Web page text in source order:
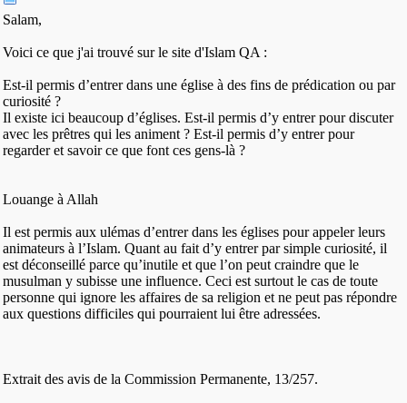
Salam,
Voici ce que j'ai trouvé sur le site d'Islam QA :
Est-il permis d’entrer dans une église à des fins de prédication ou par
curiosité ?
Il existe ici beaucoup d’églises. Est-il permis d’y entrer pour discuter
avec les prêtres qui les animent ? Est-il permis d’y entrer pour
regarder et savoir ce que font ces gens-là ?
Louange à Allah
Il est permis aux ulémas d’entrer dans les églises pour appeler leurs
animateurs à l’Islam. Quant au fait d’y entrer par simple curiosité, il
est déconseillé parce qu’inutile et que l’on peut craindre que le
musulman y subisse une influence. Ceci est surtout le cas de toute
personne qui ignore les affaires de sa religion et ne peut pas répondre
aux questions difficiles qui pourraient lui être adressées.
Extrait des avis de la Commission Permanente, 13/257.